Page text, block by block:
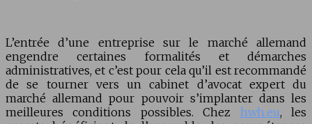
L’entrée d’une entreprise sur le marché allemand
engendre certaines formalités et démarches
administratives, et c’est pour cela qu’il est recommandé
de se tourner vers un cabinet d’avocat expert du
marché allemand pour pouvoir s’implanter dans les
meilleures conditions possibles. Chez hwh.eu, les